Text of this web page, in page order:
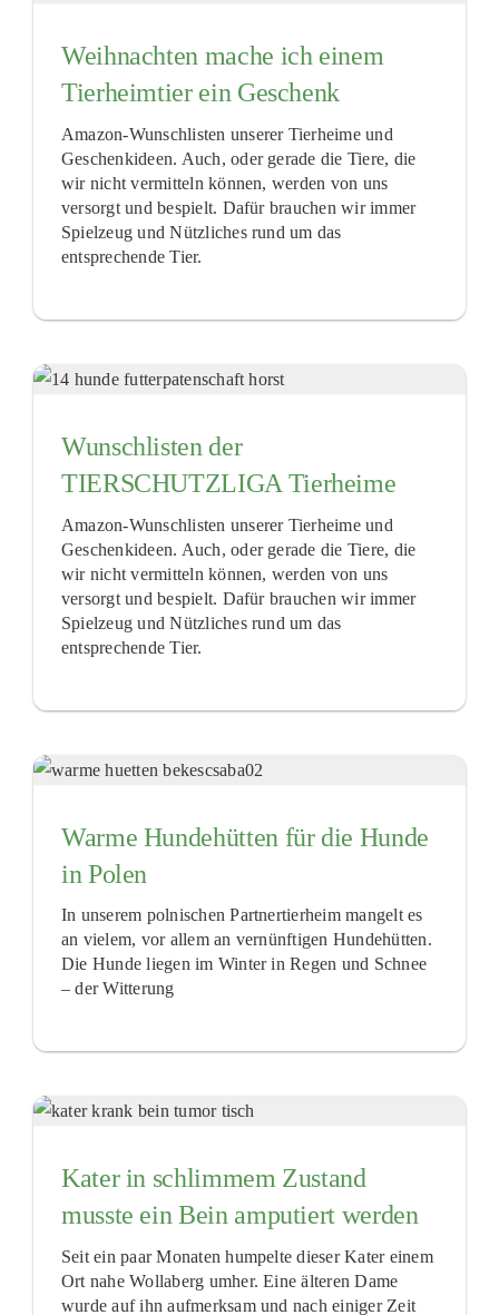
Weihnachten mache ich einem
Tierheimtier ein Geschenk
Amazon-Wunschlisten unserer Tierheime und
Geschenkideen. Auch, oder gerade die Tiere, die
wir nicht vermitteln können, werden von uns
versorgt und bespielt. Dafür brauchen wir immer
Spielzeug und Nützliches rund um das
entsprechende Tier.
Wunschlisten der
TIERSCHUTZLIGA Tierheime
Amazon-Wunschlisten unserer Tierheime und
Geschenkideen. Auch, oder gerade die Tiere, die
wir nicht vermitteln können, werden von uns
versorgt und bespielt. Dafür brauchen wir immer
Spielzeug und Nützliches rund um das
entsprechende Tier.
Warme Hundehütten für die Hunde
in Polen
In unserem polnischen Partnertierheim mangelt es
an vielem, vor allem an vernünftigen Hundehütten.
Die Hunde liegen im Winter in Regen und Schnee
– der Witterung
Kater in schlimmem Zustand
musste ein Bein amputiert werden
Seit ein paar Monaten humpelte dieser Kater einem
Ort nahe Wollaberg umher. Eine älteren Dame
wurde auf ihn aufmerksam und nach einiger Zeit